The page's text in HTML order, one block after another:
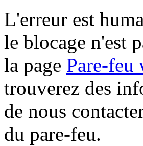
L'erreur est
le blocage n'est
la page Pare-feu
trouverez des
de nous
du pare-feu.